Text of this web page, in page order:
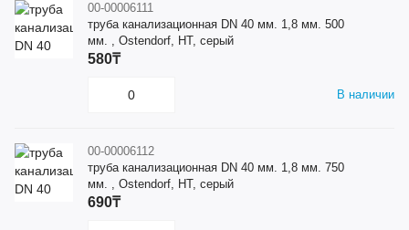
00-00006111
труба канализационная DN 40 мм. 1,8 мм. 500
мм. , Ostendorf, HT, серый
В наличии
580₸
00-00006112
труба канализационная DN 40 мм. 1,8 мм. 750
мм. , Ostendorf, HT, серый
690₸